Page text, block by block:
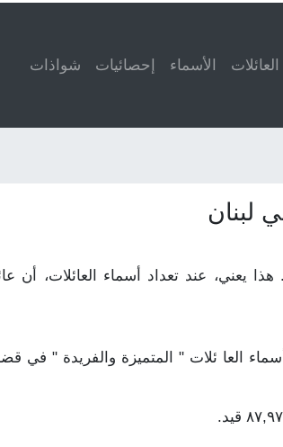
العائلات الأسماء إحصائيات شواذات
لبنان
إسم عائلة الخوري مذكور في ٥٠ قيد وإسم عائلة الحاج مذكور في ٤٠ قيد. هذا يعني، عند
العا ئلات " المتميزة والفريدة " في